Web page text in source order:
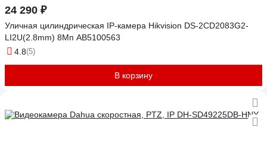
24 290 ₽
Уличная цилиндрическая IP-камера Hikvision DS-2CD2083G2-
LI2U(2.8mm) 8Мп АВ5100563
4.8(5)
В корзину